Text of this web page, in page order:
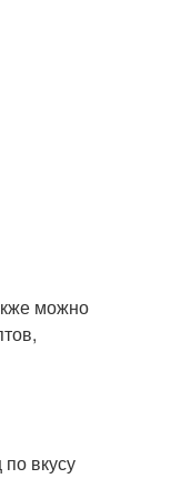
можно
вкусу